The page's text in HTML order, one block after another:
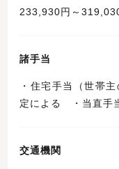
233,930円～
諸手当
・住宅手当（世帯
定による ・当直手
交通機関